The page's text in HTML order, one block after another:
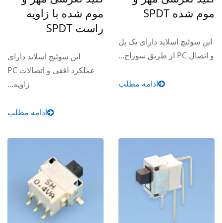
موم شده SPDT
این سوئیچ اسلاید دارای یک پل
و اتصال PC از طریق سوراخ...
ادامه مطلب
موم شده با زاویه
راست SPDT
این سوئیچ اسلاید دارای
عملکرد افقی و اتصالات PC
زاویه...
ادامه مطلب